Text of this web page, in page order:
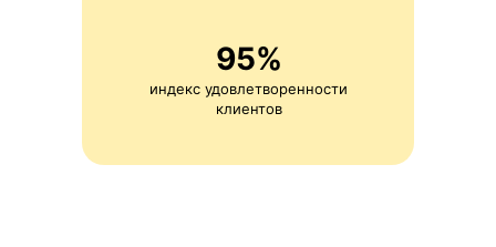
95%
индекс удовлетворенности
клиентов